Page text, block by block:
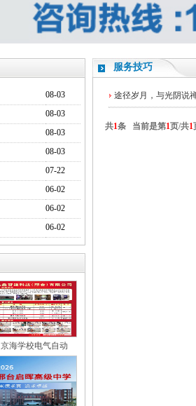
08-03
08-03
08-03
08-03
07-22
06-02
06-02
06-02
京海学校电气自动
服务技巧
途径岁月，与光阴说
共1条 当前是第1页/共1